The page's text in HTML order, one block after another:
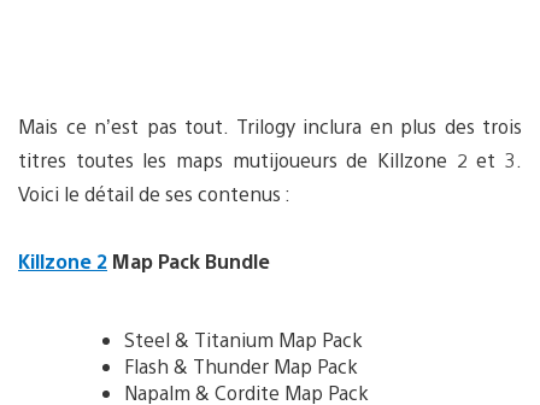
Mais ce n’est pas tout. Trilogy inclura en plus des trois
titres toutes les maps mutijoueurs de Killzone 2 et 3.
Voici le détail de ses contenus :
Killzone 2 Map Pack Bundle
Steel & Titanium Map Pack
Flash & Thunder Map Pack
Napalm & Cordite Map Pack